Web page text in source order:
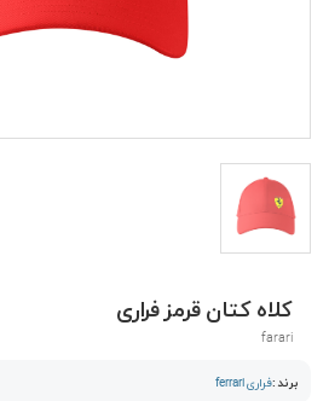
کلاه کتان قرمز فراری
farari
برند :فراری ferrari